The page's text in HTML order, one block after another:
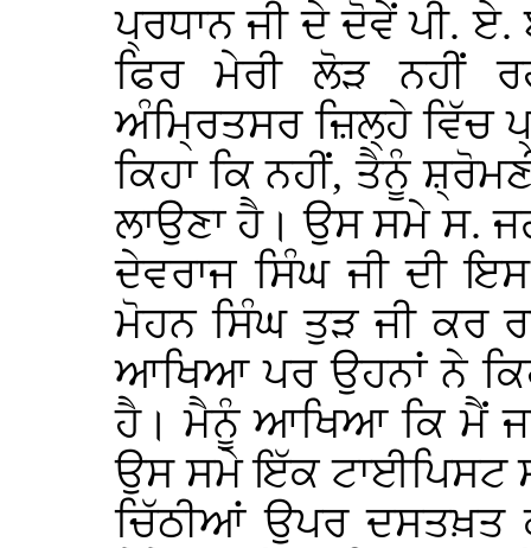
ਪ੍ਰਧਾਨ ਜੀ ਦੇ ਦੋਵੇਂ ਪੀ.
ਫਿਰ ਮੇਰੀ ਲੋੜ ਨਹੀਂ
ਅੰਮ੍ਰਿਤਸਰ ਜ਼ਿਲ੍ਹੇ ਵਿੱਚ
ਕਿਹਾ ਕਿ ਨਹੀਂ, ਤੈਨੂੰ
ਲਾਉਣਾ ਹੈ। ਉਸ ਸਮੇ ਸ.
ਦੇਵਰਾਜ ਸਿੰਘ ਜੀ ਦੀ
ਮੋਹਨ ਸਿੰਘ ਤੁੜ ਜੀ ਕਰ
ਆਖਿਆ ਪਰ ਉਹਨਾਂ ਨੇ
ਹੈ। ਮੈਨੂੰ ਆਖਿਆ ਕਿ ਮੈਂ
ਉਸ ਸਮੇ ਇੱਕ ਟਾਈਪਿਸਟ
ਚਿੱਠੀਆਂ ਉਪਰ ਦਸਤਖ਼ਤ